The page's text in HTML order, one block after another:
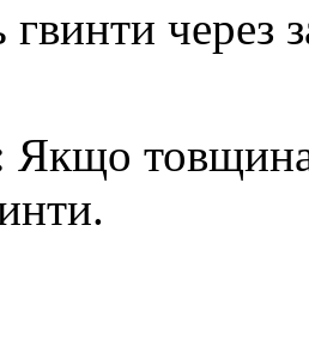
гвинти
товщина